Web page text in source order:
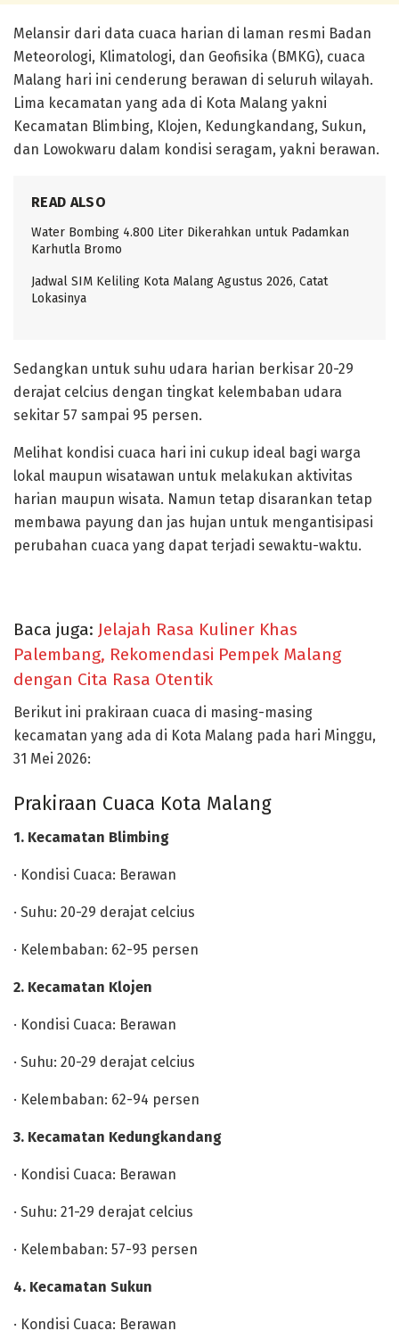
Melansir dari data cuaca harian di laman resmi Badan
Meteorologi, Klimatologi, dan Geofisika (BMKG), cuaca
Malang hari ini cenderung berawan di seluruh wilayah.
Lima kecamatan yang ada di Kota Malang yakni
Kecamatan Blimbing, Klojen, Kedungkandang, Sukun,
dan Lowokwaru dalam kondisi seragam, yakni berawan.
READ ALSO
Water Bombing 4.800 Liter Dikerahkan untuk Padamkan
Karhutla Bromo
Jadwal SIM Keliling Kota Malang Agustus 2026, Catat
Lokasinya
Sedangkan untuk suhu udara harian berkisar 20-29
derajat celcius dengan tingkat kelembaban udara
sekitar 57 sampai 95 persen.
Melihat kondisi cuaca hari ini cukup ideal bagi warga
lokal maupun wisatawan untuk melakukan aktivitas
harian maupun wisata. Namun tetap disarankan tetap
membawa payung dan jas hujan untuk mengantisipasi
perubahan cuaca yang dapat terjadi sewaktu-waktu.
Baca juga: Jelajah Rasa Kuliner Khas
Palembang, Rekomendasi Pempek Malang
dengan Cita Rasa Otentik
Berikut ini prakiraan cuaca di masing-masing
kecamatan yang ada di Kota Malang pada hari Minggu,
31 Mei 2026:
Prakiraan Cuaca Kota Malang
1. Kecamatan Blimbing
· Kondisi Cuaca: Berawan
· Suhu: 20-29 derajat celcius
· Kelembaban: 62-95 persen
2. Kecamatan Klojen
· Kondisi Cuaca: Berawan
· Suhu: 20-29 derajat celcius
· Kelembaban: 62-94 persen
3. Kecamatan Kedungkandang
· Kondisi Cuaca: Berawan
· Suhu: 21-29 derajat celcius
· Kelembaban: 57-93 persen
4. Kecamatan Sukun
· Kondisi Cuaca: Berawan